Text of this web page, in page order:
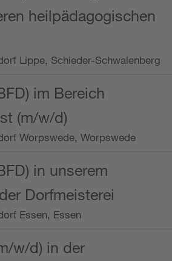
heilpädagogischen
Lippe, Schieder-Schwalenberg
im Bereich
(m/w/d)
Worpswede, Worpswede
in unserem
Dorfmeisterei
Essen, Essen
w/d) in der